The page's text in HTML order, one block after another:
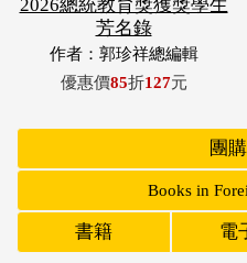
2026總統教育獎獲獎學生
芳名錄
作者：郭珍祥總編輯
優惠價85折127元
團
Books in
書籍 電